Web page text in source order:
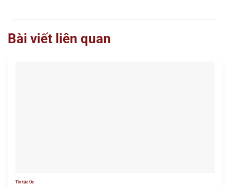
Bài viết liên quan
Tin tức Úc